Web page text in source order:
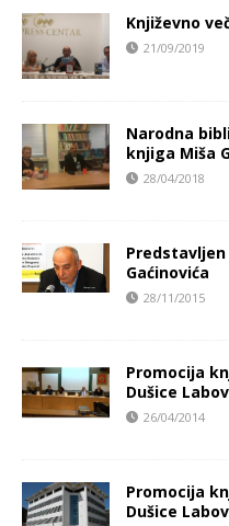
Književno
21/09/2019
Narodna
knjiga Miša
28/04/2018
Predstavljen
Gaćinovića
28/11/2015
Promocija
Dušice
26/04/2014
Promocija
Dušice